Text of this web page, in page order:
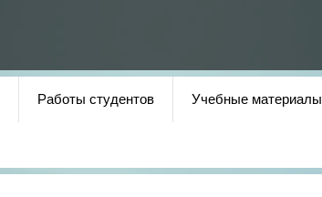
Работы студентов Учебные материалы